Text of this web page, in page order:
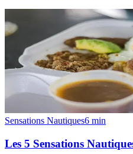
Sensations Nautiques6 min
Les 5 Sensations